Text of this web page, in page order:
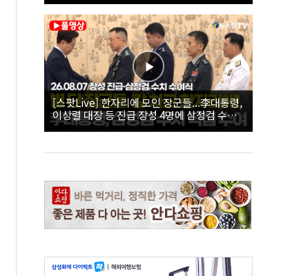
[스팟Live] 한자리에 모인 장군들...李대통령,
이상렬 대장 등 진급 장성 4명에 삼정검 수치
직접 수여｜26.08.07 장성 진급·삼정검 수치